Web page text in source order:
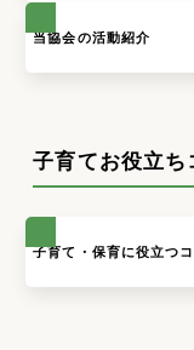
当協会の活動紹介
子育てお役立ち
子育て・保育に役立つ